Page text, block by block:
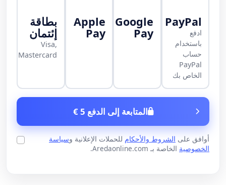
PayPal
ادفع
باستخدام
حساب
PayPal
الخاص بك
Google
Pay
Apple
Pay
بطاقة
إئتمان
Visa,
Mastercard
المتابعة إلى الدفع 5 €
أوافق على الشروط والأحكام للحملات الإعلانية وسياسة
الخصوصية الخاصة بـ Aredaonline.com.